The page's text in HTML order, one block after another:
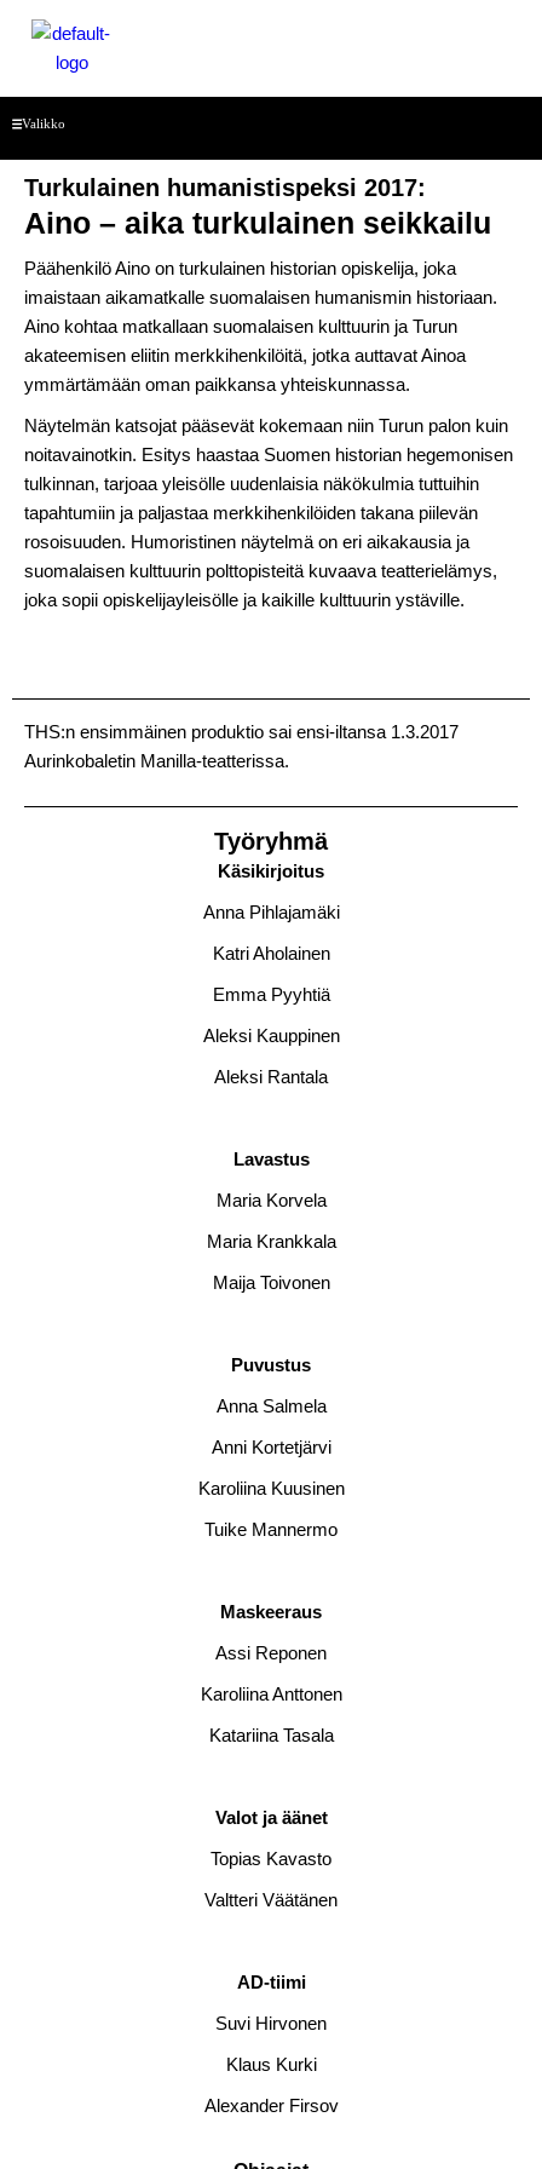
sisältöön
Valikko
Turkulainen humanistispeksi 2017:
Aino – aika turkulainen seikkailu
Päähenkilö Aino on turkulainen historian opiskelija, joka
imaistaan aikamatkalle suomalaisen humanismin historiaan.
Aino kohtaa matkallaan suomalaisen kulttuurin ja Turun
akateemisen eliitin merkkihenkilöitä, jotka auttavat Ainoa
ymmärtämään oman paikkansa yhteiskunnassa.
Näytelmän katsojat pääsevät kokemaan niin Turun palon kuin
noitavainotkin. Esitys haastaa Suomen historian hegemonisen
tulkinnan, tarjoaa yleisölle uudenlaisia näkökulmia tuttuihin
tapahtumiin ja paljastaa merkkihenkilöiden takana piilevän
rosoisuuden. Humoristinen näytelmä on eri aikakausia ja
suomalaisen kulttuurin polttopisteitä kuvaava teatterielämys,
joka sopii opiskelijayleisölle ja kaikille kulttuurin ystäville.
THS:n ensimmäinen produktio sai ensi-iltansa 1.3.2017
Aurinkobaletin Manilla-teatterissa.
Työryhmä
Käsikirjoitus
Anna Pihlajamäki
Katri Aholainen
Emma Pyyhtiä
Aleksi Kauppinen
Aleksi Rantala
Lavastus
Maria Korvela
Maria Krankkala
Maija Toivonen
Puvustus
Anna Salmela
Anni Kortetjärvi
Karoliina Kuusinen
Tuike Mannermo
Maskeeraus
Assi Reponen
Karoliina Anttonen
Katariina Tasala
Valot ja äänet
Topias Kavasto
Valtteri Väätänen
AD-tiimi
Suvi Hirvonen
Klaus Kurki
Alexander Firsov